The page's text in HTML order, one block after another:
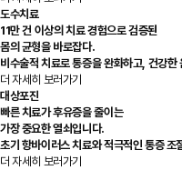
도수치료
11만 건 이상의 치료 경험으로 검증된
몸의 균형을 바로잡다.
비수술적 치료로 통증을 완화하고, 건강한
더 자세히 보러가기
대상포진
빠른 치료가 후유증을 줄이는
가장 중요한 열쇠입니다.
초기 항바이러스 치료와 적극적인 통증 조
더 자세히 보러가기